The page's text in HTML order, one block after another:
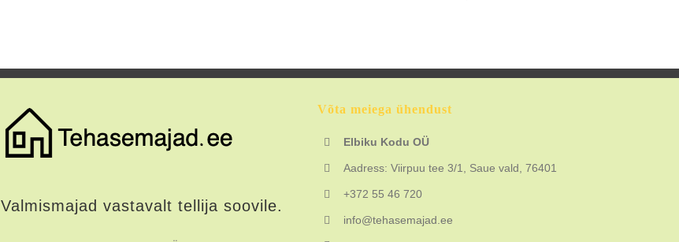
Valmismajad vastavalt tellija soovile.
Võta meiega ühendust
Elbiku Kodu OÜ
Aadress: Viirpuu tee 3/1, Saue vald, 76401
+372 55 46 720
info@tehasemajad.ee